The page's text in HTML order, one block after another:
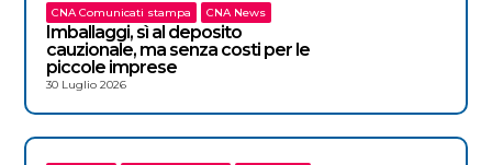
CNA Comunicati stampa CNA News
Imballaggi, sì al deposito
cauzionale, ma senza costi per le
piccole imprese
30 Luglio 2026